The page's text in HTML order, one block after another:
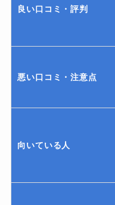
良い口コミ・評判
悪い口コミ・注意点
向いている人